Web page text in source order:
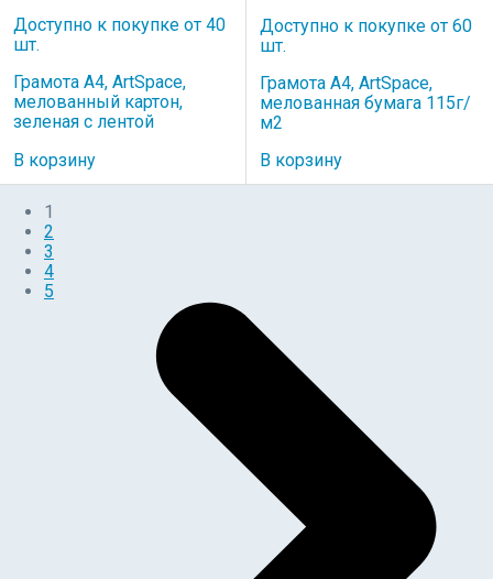
Доступно к покупке от 40
шт.
Грамота А4, ArtSpace,
мелованный картон,
зеленая с лентой
В корзину
Доступно к покупке от 60
шт.
Грамота А4, ArtSpace,
мелованная бумага 115г/
м2
В корзину
1
2
3
4
5